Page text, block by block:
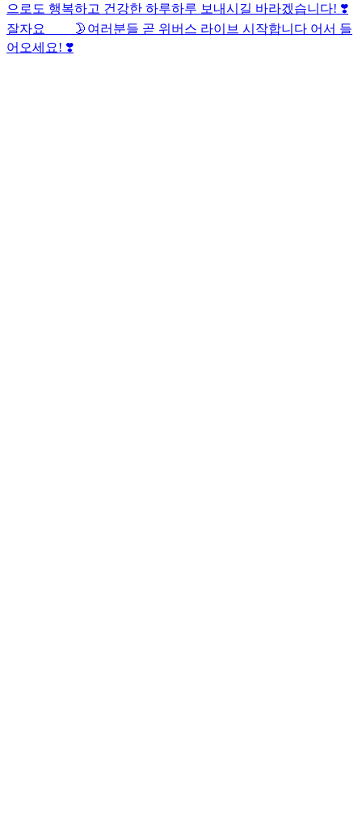
으로도 행복하고 건강한 하루하루 보내시길 바라겠습니다! ❣️
잘자요____ 🌛 여러분들 곧 위버스 라이브 시작합니다 어서 들
어오세요! ❣️